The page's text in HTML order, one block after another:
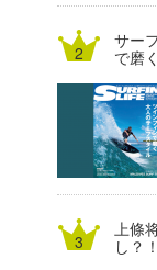
喜納海人
KID
KOBU
KY
MIN
mitz
OYZ
サー
で磨
上條
し？